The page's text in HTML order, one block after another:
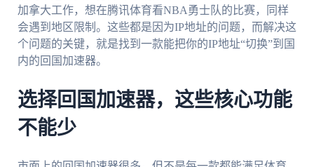
加拿大工作，想在腾讯体育看NBA勇士队的比赛，同样
会遇到地区限制。这些都是因为IP地址的问题，而解决这
个问题的关键，就是找到一款能把你的IP地址“切换”到国
内的回国加速器。
选择回国加速器，这些核心功能
不能少